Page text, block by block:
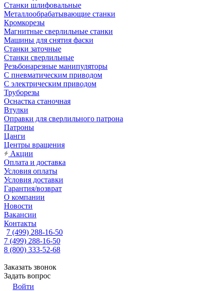
Станки шлифовальные
Металлообрабатывающие станки
Кромкорезы
Магнитные сверлильные станки
Машины для снятия фаски
Станки заточные
Станки сверлильные
Резьбонарезные манипуляторы
С пневматическим приводом
С электрическим приводом
Труборезы
Оснастка станочная
Втулки
Оправки для сверлильного патрона
Патроны
Цанги
Центры вращения
Акции
Оплата и доставка
Условия оплаты
Условия доставки
Гарантия/возврат
О компании
Новости
Вакансии
Контакты
7 (499) 288-16-50
7 (499) 288-16-50
8 (800) 333-52-68
Заказать звонок
Задать вопрос
Войти